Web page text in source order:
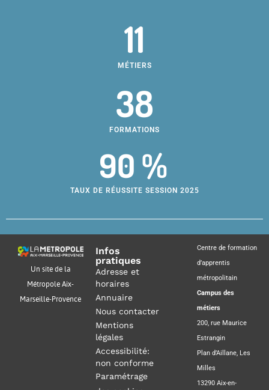
11
MÉTIERS
38
FORMATIONS
90 %
TAUX DE RÉUSSITE SESSION 2025
Un site de la
Métropole Aix-
Marseille-Provence
Infos
pratiques
Adresse et
horaires
Annuaire
Nous contacter
Mentions
légales
Accessibilité:
non conforme
Paramétrage
Centre de formation
d’apprentis
métropolitain
Campus des
métiers
200, rue Maurice
Estrangin
Plan d’Aillane, Les
Milles
13290 Aix-en-